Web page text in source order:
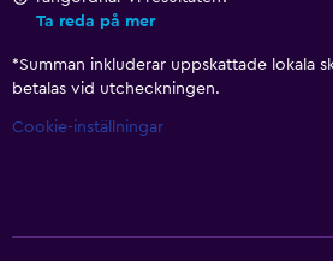
Ta reda på mer
*Summan inkluderar uppskattade lokala
betalas vid utcheckningen.
Cookie-inställningar